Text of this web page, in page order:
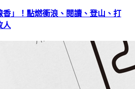
香」！點燃衝浪、閱讀、登山、打
人